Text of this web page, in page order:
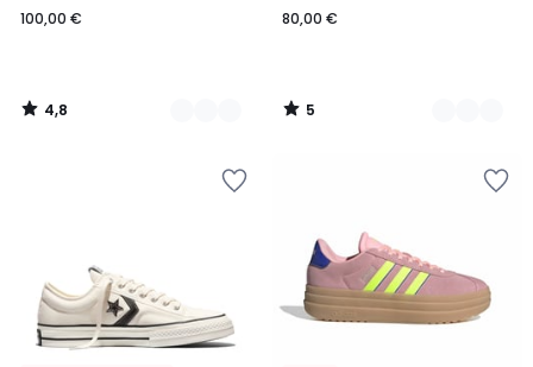
100,00 €
4,8
/
80,00 €
5
/